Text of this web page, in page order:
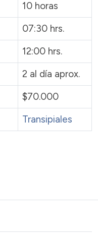
10 horas
07:30 hrs.
12:00 hrs.
2 al día aprox.
$70.000
Transipiales